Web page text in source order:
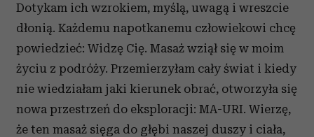
Dotykam ich wzrokiem, myślą, uwagą i wreszcie
dłonią. Każdemu napotkanemu człowiekowi chcę
powiedzieć: Widzę Cię. Masaż wziął się w moim
życiu z podróży. Przemierzyłam cały świat i kiedy
nie wiedziałam jaki kierunek obrać, otworzyła się
nowa przestrzeń do eksploracji: MA-URI. Wierzę,
że ten masaż sięga do głębi naszej duszy i ciała,